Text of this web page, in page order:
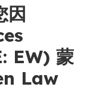
因
EW) 蒙
Law